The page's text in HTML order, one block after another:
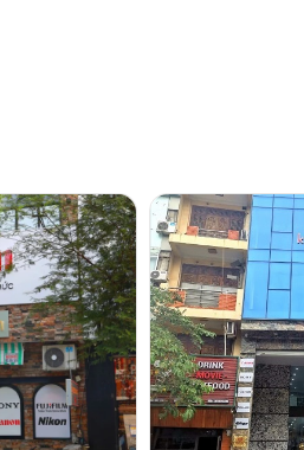
hiệu năng rất
quay trong nhiều
giác tự nhiên